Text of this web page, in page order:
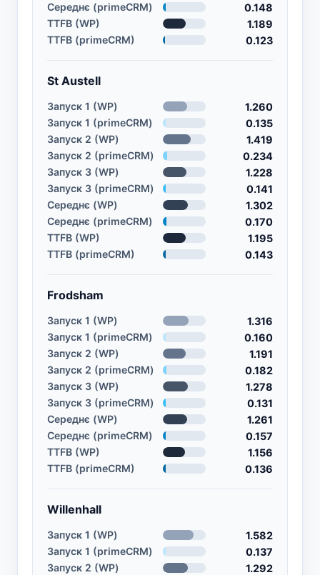
Середнє (primeCRM)
0.148
TTFB (WP)
1.189
TTFB (primeCRM)
0.123
St Austell
Запуск 1 (WP)
1.260
Запуск 1 (primeCRM)
0.135
Запуск 2 (WP)
1.419
Запуск 2 (primeCRM)
0.234
Запуск 3 (WP)
1.228
Запуск 3 (primeCRM)
0.141
Середнє (WP)
1.302
Середнє (primeCRM)
0.170
TTFB (WP)
1.195
TTFB (primeCRM)
0.143
Frodsham
Запуск 1 (WP)
1.316
Запуск 1 (primeCRM)
0.160
Запуск 2 (WP)
1.191
Запуск 2 (primeCRM)
0.182
Запуск 3 (WP)
1.278
Запуск 3 (primeCRM)
0.131
Середнє (WP)
1.261
Середнє (primeCRM)
0.157
TTFB (WP)
1.156
TTFB (primeCRM)
0.136
Willenhall
Запуск 1 (WP)
1.582
Запуск 1 (primeCRM)
0.137
Запуск 2 (WP)
1.292